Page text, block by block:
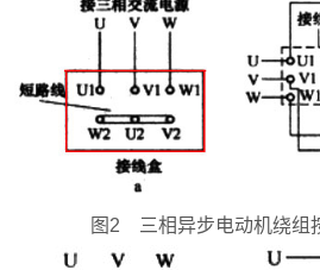
图2 三相异步电动机绕组